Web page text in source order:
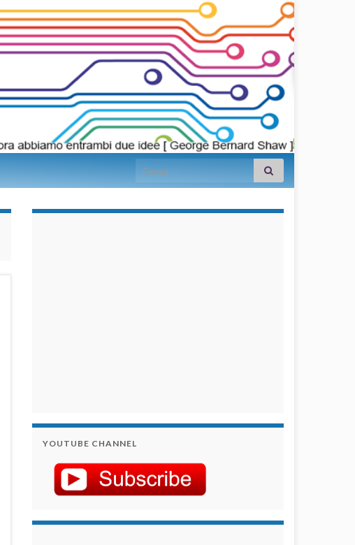
Search for:
YOUTUBE CHANNEL